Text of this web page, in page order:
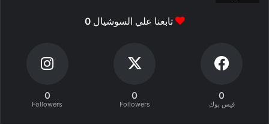
تابعنا علي السوشيال0
0
فيس بوك
0
Followers
0
Followers